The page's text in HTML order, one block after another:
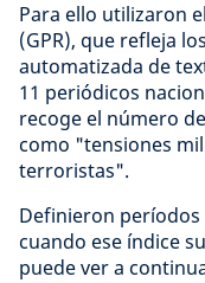
Para ello utilizaron
(GPR), que refleja
automatizada de
11 periódicos
recoge el número
como "tensiones
terroristas".
Definieron
cuando ese índice
puede ver a